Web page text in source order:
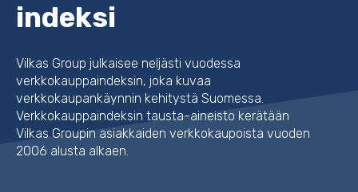
indeksi
Vilkas Group julkaisee neljästi vuodessa
verkkokauppaindeksin, joka kuvaa
verkkokaupankäynnin kehitystä Suomessa.
Verkkokauppaindeksin tausta-aineisto kerätään
Vilkas Groupin asiakkaiden verkkokaupoista vuoden
2006 alusta alkaen.